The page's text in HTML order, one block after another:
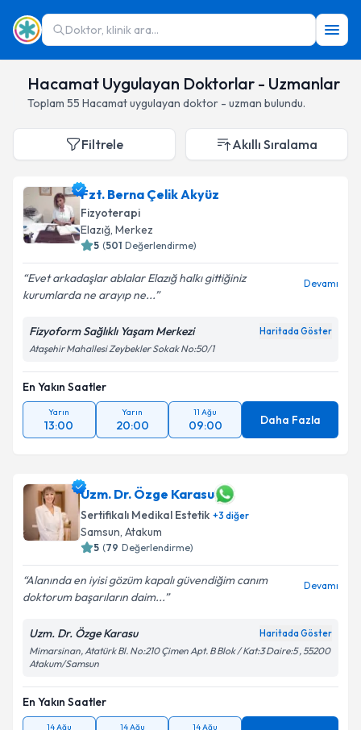
Doktor, klinik ara...
Hacamat Uygulayan Doktorlar - Uzmanlar
Toplam 55 Hacamatuygulayan doktor - uzman bulundu.
Filtrele Akıllı Sıralama
Fzt. Berna Çelik Akyüz
Fizyoterapi
Elazığ, Merkez
5 (501 Değerlendirme)
Evet arkadaşlar ablalar Elazığ halkı gittiğiniz
kurumlarda ne arayıp ne...
Devamı
Fizyoform Sağlıklı Yaşam Merkezi Haritada Göster
Ataşehir Mahallesi Zeybekler Sokak No:50/1
En Yakın Saatler
Yarın
13:00
Yarın
20:00
11 Ağu
09:00 Daha Fazla
Uzm. Dr. Özge Karasu
Sertifikalı Medikal Estetik +3 diğer
Samsun, Atakum
5 (79 Değerlendirme)
Alanında en iyisi gözüm kapalı güvendiğim canım
doktorum başarıların daim...
Devamı
Uzm. Dr. Özge Karasu Haritada Göster
Mimarsinan, Atatürk Bl. No:210 Çimen Apt. B Blok / Kat:3 Daire:5 , 55200
Atakum/Samsun
En Yakın Saatler
14 Ağu 14 Ağu 14 Ağu